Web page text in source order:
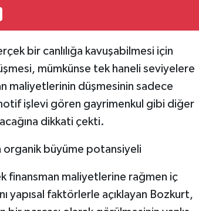
bir canlılığa kavuşabilmesi için
mümkünse tek haneli seviyelere
maliyetlerinin düşmesinin sadece
işlevi gören gayrimenkul gibi diğer
dikkati çekti.
organik büyüme potansiyeli
finansman maliyetlerine rağmen iç
yapısal faktörlerle açıklayan Bozkurt,